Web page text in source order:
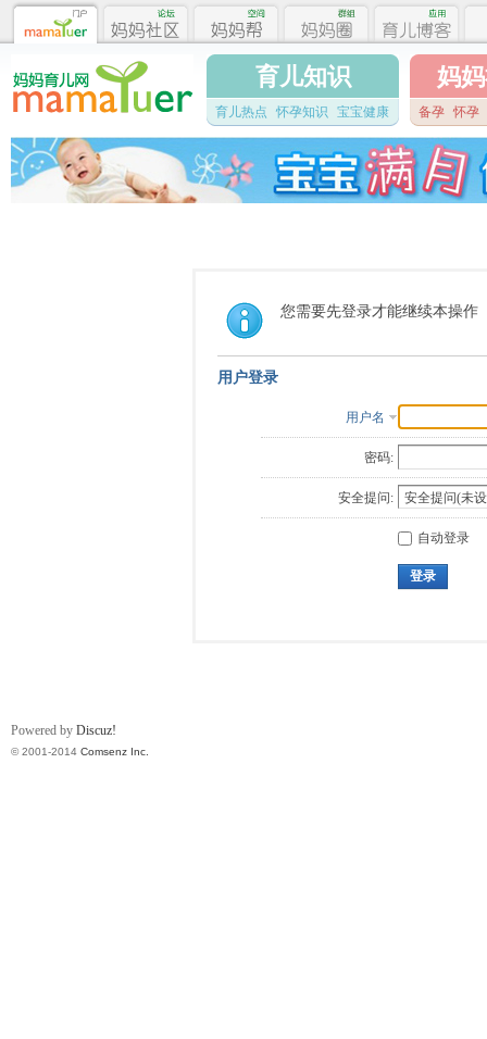
育儿知识
育儿热点 怀孕知识 宝宝健康
妈
备孕 怀孕
您需要先登录才能继续本操作
用户登录
用户名
密码:
安全提问:
自动登录
登录
Powered by Discuz!
© 2001-2014 Comsenz Inc.